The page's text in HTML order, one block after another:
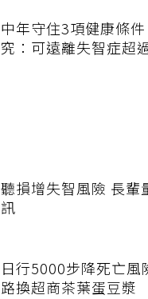
中年守住3項健康條
究：可遠離失智症超
聽損增失智風險 長輩
訊
日行5000步降死亡
路換超商茶葉蛋豆漿